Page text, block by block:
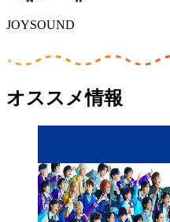
JOYSOUND
オススメ情報